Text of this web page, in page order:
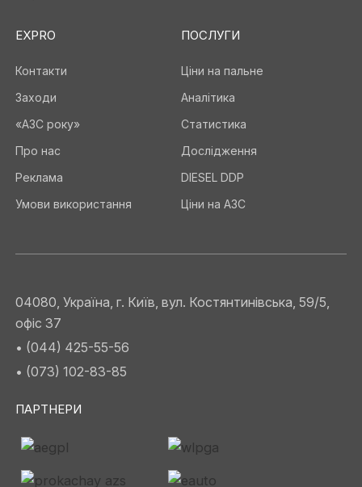
EXPRO
Контакти
Заходи
«АЗС року»
Про нас
Реклама
Умови використання
ПОСЛУГИ
Ціни на пальне
Аналітика
Статистика
Дослідження
DIESEL DDP
Ціни на АЗС
04080, Україна, г. Київ, вул. Костянтинівська, 59/5,
офіс 37
• (044) 425-55-56
• (073) 102-83-85
ПАРТНЕРИ